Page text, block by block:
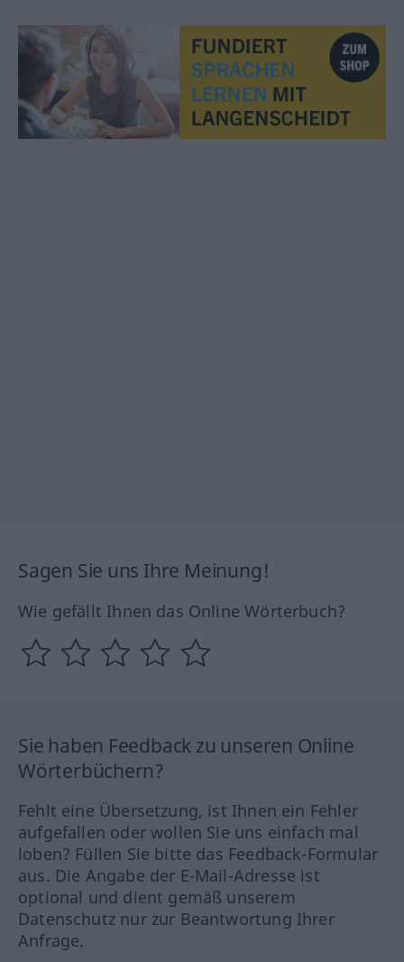
Sagen Sie uns Ihre Meinung!
Wie gefällt Ihnen das Online Wörterbuch?
Sie haben Feedback zu unseren Online
Wörterbüchern?
Fehlt eine Übersetzung, ist Ihnen ein Fehler
aufgefallen oder wollen Sie uns einfach mal
loben? Füllen Sie bitte das Feedback-Formular
aus. Die Angabe der E-Mail-Adresse ist
optional und dient gemäß unserem
Datenschutz nur zur Beantwortung Ihrer
Anfrage.